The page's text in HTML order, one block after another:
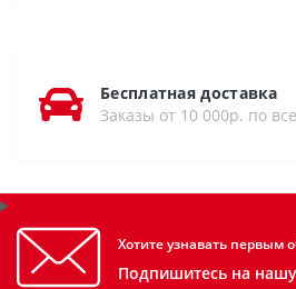
Бесплатная доставка
Заказы от 10 000р. по
Хотите узнавать первым
Подпишитесь на